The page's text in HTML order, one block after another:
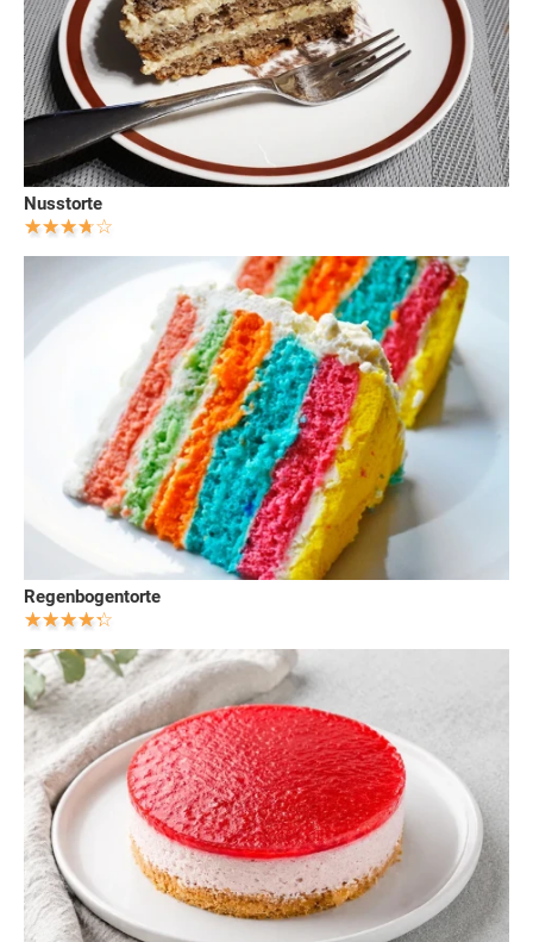
Nusstorte
Regenbogentorte